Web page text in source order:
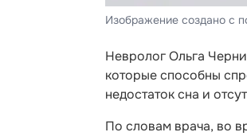
Изображение создано с
Невролог Ольга
которые способны
недостаток сна и
По словам врача, во